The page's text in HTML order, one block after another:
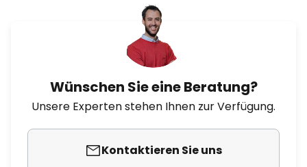
Wünschen Sie eine Beratung?
Unsere Experten stehen Ihnen zur Verfügung.
Kontaktieren Sie uns